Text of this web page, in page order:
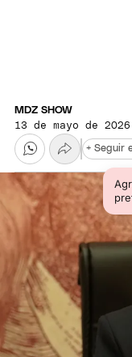
MDZ SHOW
13 de mayo de
+ Seguir